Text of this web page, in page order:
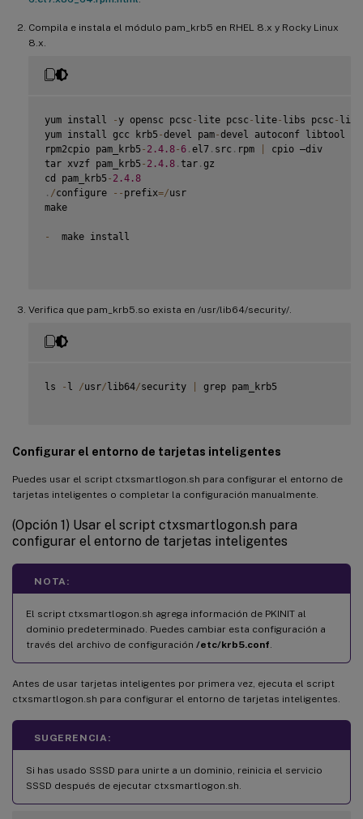
Compila e instala el módulo pam_krb5 en RHEL 8.x y Rocky Linux
8.x.
yum install -y opensc pcsc - lite pcsc - lite- libs pcsc - lite
yum install gcc krb5 -devel pam-devel autoconf libtool
rpm2cpio pam_krb5 - 2.4 .8-6 . el7 . src . rpm
cpio –div
tar xvzf pam_krb5 - 2.4 .8 . tar . gz
cd pam_krb5 - 2.4 .8
. /configure -- prefix=/usr
make
-
  make install
Verifica que pam_krb5.so exista en /usr/lib64/security/.
ls - l /usr/lib64/security grep pam_krb5
Configurar el entorno de tarjetas inteligentes
Puedes usar el script ctxsmartlogon.sh para configurar el entorno de
tarjetas inteligentes o completar la configuración manualmente.
(Opción 1) Usar el script ctxsmartlogon.sh para
configurar el entorno de tarjetas inteligentes
NOTA:
El script ctxsmartlogon.sh agrega información de PKINIT al
dominio predeterminado. Puedes cambiar esta configuración a
través del archivo de configuración /etc/krb5.conf
Antes de usar tarjetas inteligentes por primera vez, ejecuta el script
ctxsmartlogon.sh para configurar el entorno de tarjetas inteligentes.
SUGERENCIA:
Si has usado SSSD para unirte a un dominio, reinicia el servicio
SSSD después de ejecutar ctxsmartlogon.sh.